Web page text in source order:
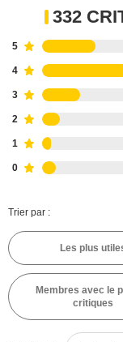
332
5
4
3
2
1
0
Trier par :
Les plus
Membres avec le
critiques